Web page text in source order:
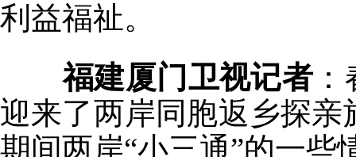
利益福祉。
福建厦门卫视记者
迎来了两岸同胞返乡探
期间两岸“小三通”的一些